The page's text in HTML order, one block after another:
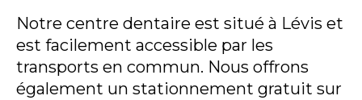
Notre centre dentaire est situé à Lévis et
est facilement accessible par les
transports en commun. Nous offrons
également un stationnement gratuit sur